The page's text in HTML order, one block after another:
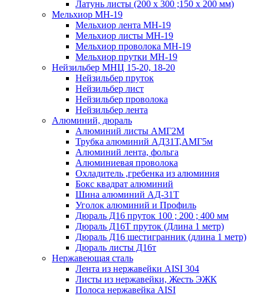
Латунь листы (200 х 300 ;150 х 200 мм)
Мельхиор МН-19
Мельхиор лента МН-19
Мельхиор листы МН-19
Мельхиор проволока МН-19
Мельхиор прутки МН-19
Нейзильбер МНЦ 15-20, 18-20
Нейзильбер пруток
Нейзильбер лист
Нейзильбер проволока
Нейзильбер лента
Алюминий, дюраль
Алюминий листы АМГ2М
Трубка алюминий АД31Т,АМГ5м
Алюминий лента, фольга
Алюминиевая проволока
Охладитель ,гребенка из алюминия
Бокс квадрат алюминий
Шина алюминий АД-31Т
Уголок алюминий и Профиль
Дюраль Д16 пруток 100 ; 200 ; 400 мм
Дюраль Д16Т пруток (Длина 1 метр)
Дюраль Д16 шестигранник (длина 1 метр)
Дюраль листы Д16т
Нержавеющая сталь
Лента из нержавейки AISI 304
Листы из нержавейки, Жесть ЭЖК
Полоса нержавейка АISI